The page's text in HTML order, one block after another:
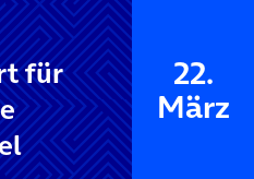
für
22.
März